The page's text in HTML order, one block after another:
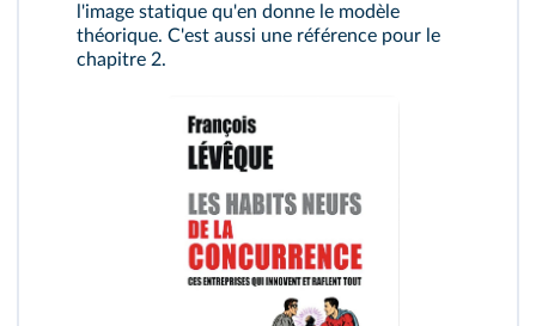
l'image statique qu'en donne le modèle
théorique. C'est aussi une référence pour le
chapitre 2.